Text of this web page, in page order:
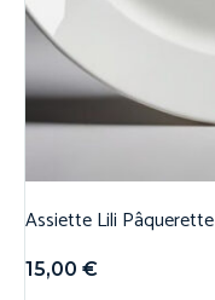
Assiette Lili Pâquerette
15,00 €